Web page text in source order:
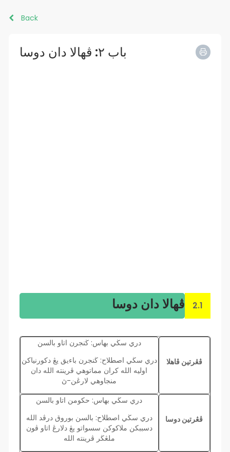
Back
باب ٢: ڤهالا دان دوسا
ڤهالا دان دوسا 2.1
دري سڬي بهاس: ڬنجرن اتاو بالسن
دري سڬي اصطلاح: ڬنجرن باءيق يڠ دكورنياكن
اوليه الله كران مماتوهي ڤرينته الله دان
منجاوهي لارڠن-ڽ
ڤڠرتين ڤاهلا
دري سڬي بهاس: حكومن اتاو بالسن
دري سڬي اصطلاح: بالسن بوروق درڤد الله
دسببكن ملاكوكن سسواتو يڠ دلارڠ اتاو ڤون
ملڠڬر ڤرينته الله
ڤڠرتين دوسا